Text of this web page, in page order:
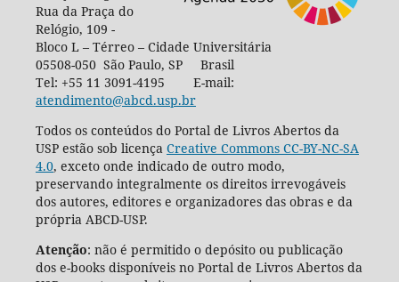
Rua da Praça do
Relógio, 109 -
Bloco L – Térreo – Cidade Universitária
05508-050 São Paulo, SP Brasil
Tel: +55 11 3091-4195 E-mail:
atendimento@abcd.usp.br
Todos os conteúdos do Portal de Livros Abertos da
USP estão sob licença Creative Commons CC-BY-NC-SA
4.0, exceto onde indicado de outro modo,
preservando integralmente os direitos irrevogáveis
dos autores, editores e organizadores das obras e da
própria ABCD-USP.
Atenção: não é permitido o depósito ou publicação
dos e-books disponíveis no Portal de Livros Abertos da